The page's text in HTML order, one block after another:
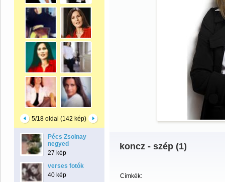
5/18 oldal (142 kép)
Pécs Zsolnay
negyed
27 kép
verses fotók
40 kép
koncz - szép (1)
Címkék: